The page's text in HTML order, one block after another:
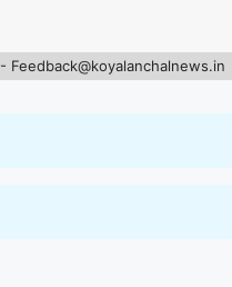
Feedback@koyalanchalnews.in